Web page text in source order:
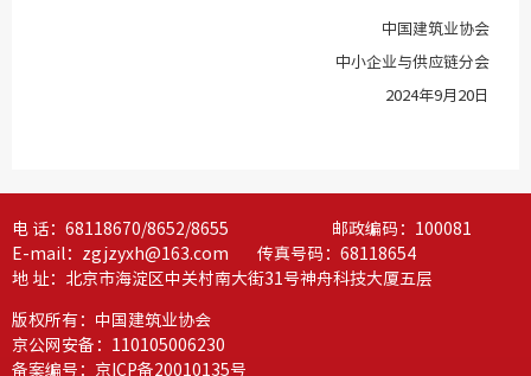
中国建筑业协会
中小企业与供应链分会
2024年9月20日
电 话：68118670/8652/8655 邮政编码：100081
E-mail：zgjzyxh@163.com 传真号码：68118654
地 址：北京市海淀区中关村南大街31号神舟科技大厦五层
版权所有：中国建筑业协会
京公网安备：110105006230
备案编号： 京ICP备20010135号